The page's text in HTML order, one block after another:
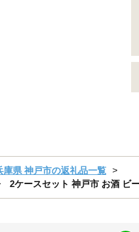
庫県 神戸市の返礼品一覧
ースセット 神戸市 お酒 ビ